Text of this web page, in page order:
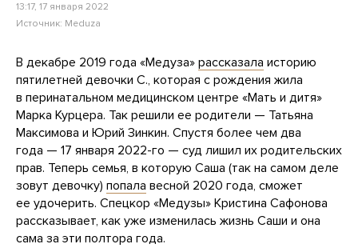
13:17, 17 января 2022
Источник: Meduza
В декабре 2019 года «Медуза» рассказала историю
пятилетней девочки С., которая с рождения жила
в перинатальном медицинском центре «Мать и дитя»
Марка Курцера. Так решили ее родители — Татьяна
Максимова и Юрий Зинкин. Спустя более чем два
года — 17 января 2022-го — суд лишил их родительских
прав. Теперь семья, в которую Саша (так на самом деле
зовут девочку) попала весной 2020 года, сможет
ее удочерить. Спецкор «Медузы» Кристина Сафонова
рассказывает, как уже изменилась жизнь Саши и она
сама за эти полтора года.